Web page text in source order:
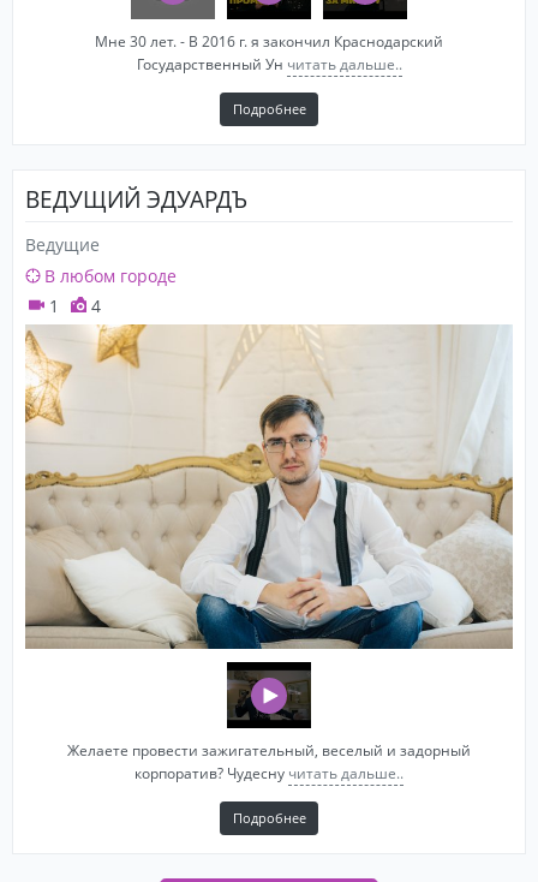
Мне 30 лет. - В 2016 г. я закончил Краснодарский
Государственный Ун читать дальше..
Подробнее
ВЕДУЩИЙ ЭДУАРДЪ
Ведущие
В любом городе
1
4
Желаете провести зажигательный, веселый и задорный
корпоратив? Чудесну читать дальше..
Подробнее